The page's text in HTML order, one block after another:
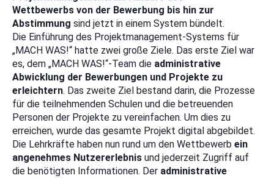
Wettbewerbs von der Bewerbung bis hin zur
Abstimmung sind jetzt in einem System bündelt.
Die Einführung des Projektmanagement-Systems für
„MACH WAS!“ hatte zwei große Ziele. Das erste Ziel war
es, dem „MACH WAS!“-Team die administrative
Abwicklung der Bewerbungen und Projekte zu
erleichtern. Das zweite Ziel bestand darin, die Prozesse
für die teilnehmenden Schulen und die betreuenden
Personen der Projekte zu vereinfachen. Um dies zu
erreichen, wurde das gesamte Projekt digital abgebildet.
Die Lehrkräfte haben nun rund um den Wettbewerb ein
angenehmes Nutzererlebnis und jederzeit Zugriff auf
die benötigten Informationen. Der administrative